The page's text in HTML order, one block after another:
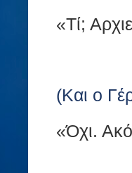
«Τί;
(Και ο
«Όχι.